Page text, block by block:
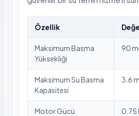
Özellik
Maksimum Basma
Yüksekliği
90
Maksimum Su Basma
Kapasitesi
3.6
Motor Gücü 0.75